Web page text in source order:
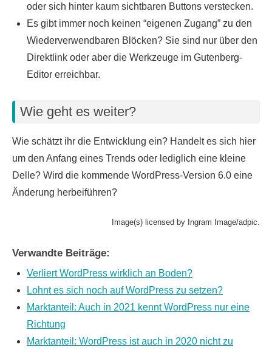
oder sich hinter kaum sichtbaren Buttons verstecken.
Es gibt immer noch keinen “eigenen Zugang” zu den
Wiederverwendbaren Blöcken? Sie sind nur über den
Direktlink oder aber die Werkzeuge im Gutenberg-
Editor erreichbar.
Wie geht es weiter?
Wie schätzt ihr die Entwicklung ein? Handelt es sich hier
um den Anfang eines Trends oder lediglich eine kleine
Delle? Wird die kommende WordPress-Version 6.0 eine
Änderung herbeiführen?
Image(s) licensed by Ingram Image/adpic.
Verwandte Beiträge:
Verliert WordPress wirklich an Boden?
Lohnt es sich noch auf WordPress zu setzen?
Marktanteil: Auch in 2021 kennt WordPress nur eine
Richtung
Marktanteil: WordPress ist auch in 2020 nicht zu